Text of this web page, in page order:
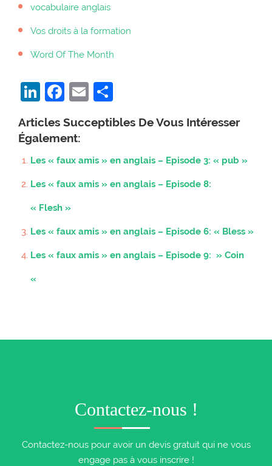
vocabulaire anglais
Vos droits à la formation
Word Of The Month
LinkedIn
Facebook
Email
Articles Succeptibles De Vous Intéresser
Également:
Les « faux amis » en anglais – Episode 3: « pub »
Les « faux amis » en anglais – Episode 8:
« Flesh »
Les « faux amis » en anglais – Episode 6: « Bless »
Les « faux amis » en anglais – Episode 9: » Coin
«
Contactez-nous !
Contactez-nous pour avoir un devis gratuit qui ne vous
engage pas à vous inscrire !